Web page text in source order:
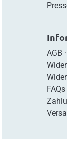
AGB ·
FAQs